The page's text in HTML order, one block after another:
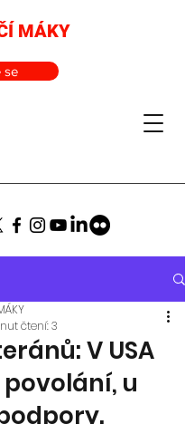
MÁKY
se
V USA
u
čtení: 3